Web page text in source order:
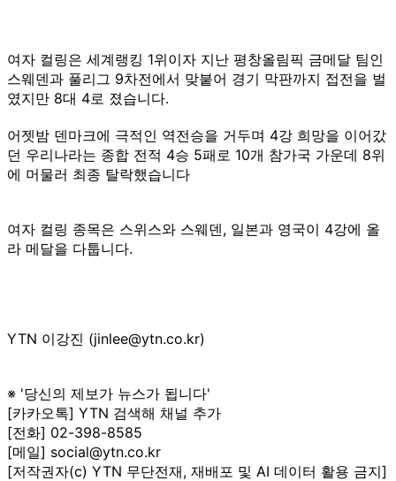
여자 컬링은 세계랭킹 1위이자 지난 평창올림픽 금메달 팀인
스웨덴과 풀리그 9차전에서 맞붙어 경기 막판까지 접전을 벌
였지만 8대 4로 졌습니다.
어젯밤 덴마크에 극적인 역전승을 거두며 4강 희망을 이어갔
던 우리나라는 종합 전적 4승 5패로 10개 참가국 가운데 8위
에 머물러 최종 탈락했습니다
여자 컬링 종목은 스위스와 스웨덴, 일본과 영국이 4강에 올
라 메달을 다툽니다.
YTN 이강진 (jinlee@ytn.co.kr)
※ '당신의 제보가 뉴스가 됩니다'
[카카오톡] YTN 검색해 채널 추가
[전화] 02-398-8585
[메일] social@ytn.co.kr
[저작권자(c) YTN 무단전재, 재배포 및 AI 데이터 활용 금지]